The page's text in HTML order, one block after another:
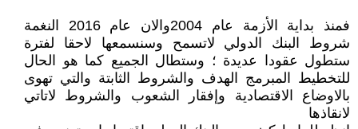
فمنذ بداية الأزمة عام 2004والان عام 2016 النغمة
شروط البنك الدولي لاتسمح وسنسمعها لاحقا لفترة
ستطول عقودا عديدة ؛ وستطال الجميع كما هو الحال
للتخطيط المبرمج الهدف والشروط الثابتة والتي تهوى
بالاوضاع الاقتصادية وإفقار الشعوب والشروط لاتاتي
لانقاذها